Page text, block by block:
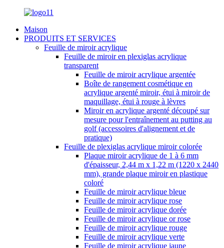
Maison
PRODUITS ET SERVICES
Feuille de miroir acrylique
Feuille de miroir en plexiglas acrylique
transparent
Feuille de miroir acrylique argentée
Boîte de rangement cosmétique en
acrylique argenté miroir, étui à miroir de
maquillage, étui à rouge à lèvres
Miroir en acrylique argenté découpé sur
mesure pour l'entraînement au putting au
golf (accessoires d'alignement et de
pratique)
Feuille de plexiglas acrylique miroir colorée
Plaque miroir acrylique de 1 à 6 mm
d'épaisseur, 2,44 m x 1,22 m (1220 x 2440
mm), grande plaque miroir en plastique
coloré
Feuille de miroir acrylique bleue
Feuille de miroir acrylique rose
Feuille de miroir acrylique dorée
Feuille de miroir acrylique or rose
Feuille de miroir acrylique rouge
Feuille de miroir acrylique verte
Feuille de miroir acrylique jaune